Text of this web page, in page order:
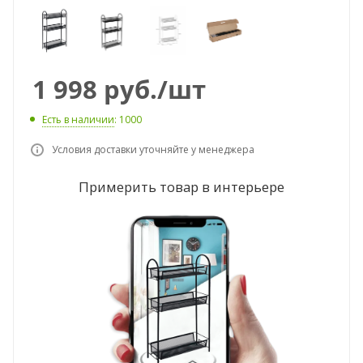
1 998 руб./шт
Есть в наличии: 1000
Условия доставки уточняйте у менеджера
Примерить товар в интерьере